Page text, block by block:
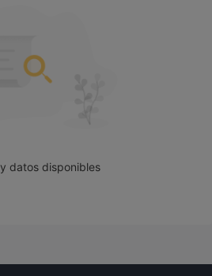
datos disponibles